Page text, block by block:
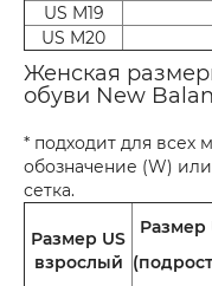
US M19
US M20
Женская
обуви New
* подходит для всех
обозначение (W)
сетка.
Размер US
взрослый
Размер